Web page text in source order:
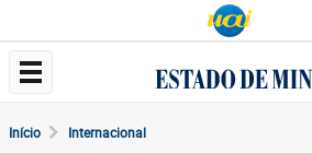
Início Internacional